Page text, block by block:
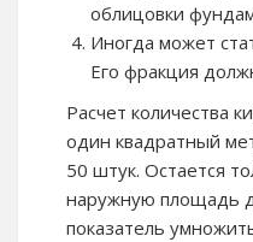
облицовки
Иногда может
Его фракция
Расчет количества
один квадратный
50 штук. Остается
наружную площадь
показатель